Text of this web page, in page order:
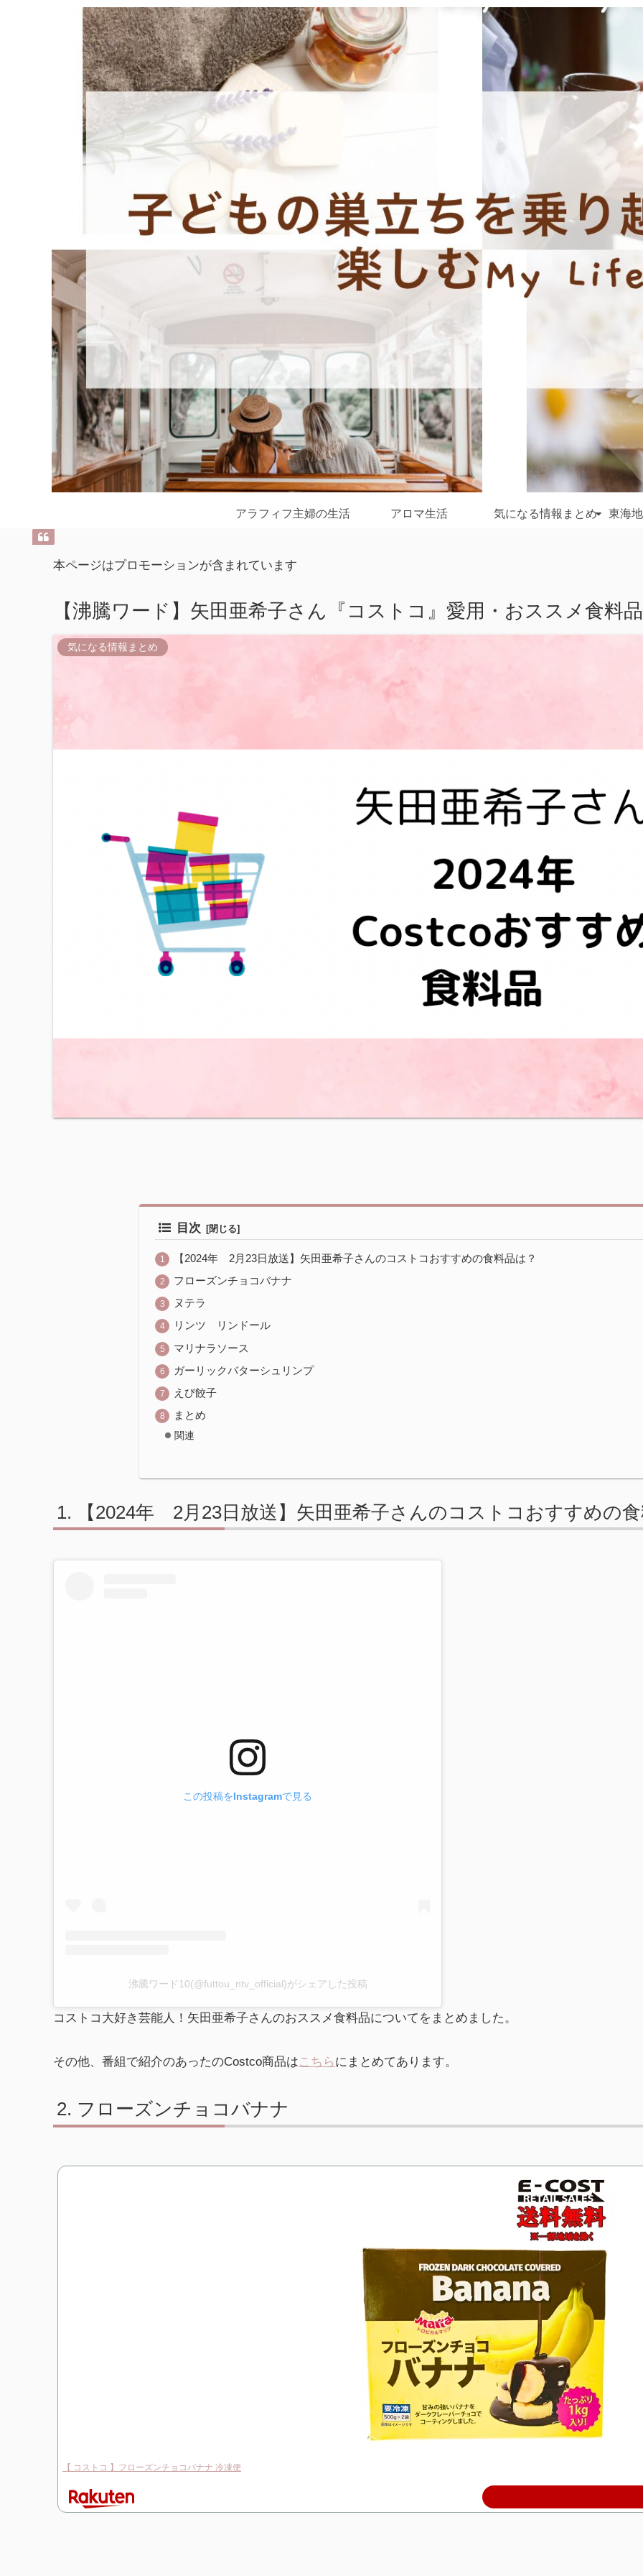
アラフィフ主婦の生活 アロマ生活 気になる情報まとめ 東海
本ページはプロモーションが含まれています
【沸騰ワード】矢田亜希子さん『コストコ』愛用・おススメ食料
気になる情報まとめ
目次
【2024年 2月23日放送】矢田亜希子さんのコストコおすすめの食料品は？
フローズンチョコバナナ
ヌテラ
リンツ リンドール
マリナラソース
ガーリックバターシュリンプ
えび餃子
まとめ
関連
【2024年 2月23日放送】矢田亜希子さんのコストコおすすめの食
この投稿をInstagramで見る
沸騰ワード10(@futtou_ntv_official)がシェアした投稿
コストコ大好き芸能人！矢田亜希子さんのおススメ食料品についてをまとめました。
その他、番組で紹介のあったのCostco商品はこちら にまとめてあります。
フローズンチョコバナナ
【 コストコ 】フローズンチョコバナナ 冷凍便